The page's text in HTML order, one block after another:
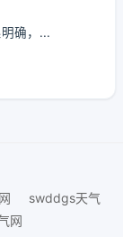
确，...
swddgs天气
网